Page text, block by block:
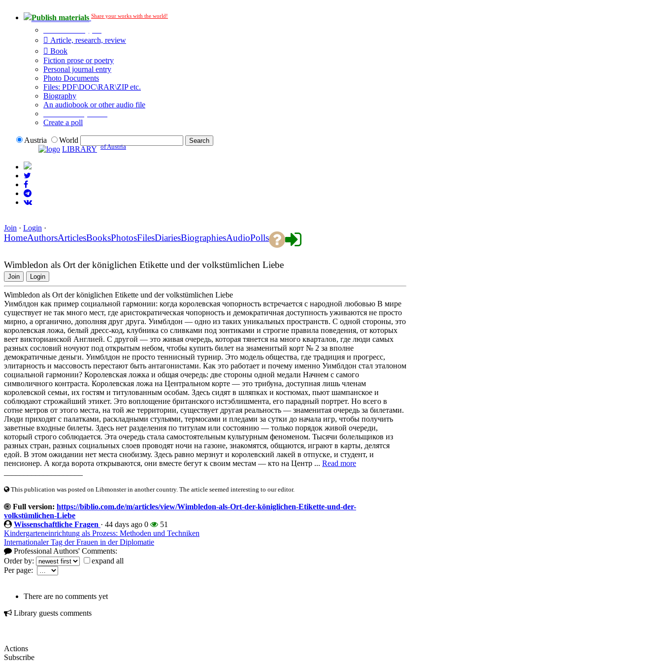
Publish materials Share your works with the world!
Article, research, review
Book
Fiction prose or poetry
Personal journal entry
Photo Documents
Files: PDF\DOC\RAR\ZIP etc.
Biography
An audiobook or other audio file
Create a poll
Austria
World
LIBRARY of Austria
Join · Login ·
HomeAuthorsArticlesBooksPhotosFilesDiariesBiographiesAudioPolls
Wimbledon als Ort der königlichen Etikette und der volkstümlichen Liebe
Join Login
Wimbledon als Ort der königlichen Etikette und der volkstümlichen Liebe
Уимблдон как пример социальной гармонии: когда королевская чопорность встречается с народной любовью В мире
существует не так много мест, где аристократическая чопорность и демократичная доступность уживаются не просто
мирно, а органично, дополняя друг друга. Уимблдон — одно из таких уникальных пространств. С одной стороны, это
королевская ложа, белый дресс-код, клубника со сливками под зонтиками и строгие правила поведения, от которых
веет викторианской Англией. С другой — это живая очередь, которая тянется на много кварталов, где люди самых
разных сословий ночуют под открытым небом, чтобы купить билет на знаменитый корт № 2 за вполне
демократичные деньги. Уимблдон не просто теннисный турнир. Это модель общества, где традиция и прогресс,
элитарность и массовость перестают быть антагонистами. Как это работает и почему именно Уимблдон стал эталоном
социальной гармонии? Королевская ложка и общая очередь: две стороны одной медали Начнем с самого
символичного контраста. Королевская ложа на Центральном корте — это трибуна, доступная лишь членам
королевской семьи, их гостям и титулованным особам. Здесь сидят в шляпках и костюмах, пьют шампанское и
соблюдают строжайший этикет. Это воплощение британского истэблишмента, его парадный портрет. Но всего в
сотне метров от этого места, на той же территории, существует другая реальность — знаменитая очередь за билетами.
Люди приходят с палатками, раскладными стульями, термосами и пледами за сутки до начала игр, чтобы получить
заветные входные билеты. Здесь нет разделения по титулам или состоянию — только порядок живой очереди,
который строго соблюдается. Эта очередь стала самостоятельным культурным феноменом. Тысячи болельщиков из
разных стран, разных социальных слоев проводят ночи на газоне, знакомятся, общаются, играют в карты, делятся
едой. В этом ожидании нет места снобизму. Здесь равно мерзнут и королевский лакей в отпуске, и студент, и
пенсионер. А когда ворота открываются, они вместе бегут к своим местам — кто на Центр ... Read more
This publication was posted on Libmonster in another country. The article seemed interesting to our editor.
Full version: https://biblio.com.de/m/articles/view/Wimbledon-als-Ort-der-königlichen-Etikette-und-der-
volkstümlichen-Liebe
Wissenschaftliche Fragen · 44 days ago 0
51
Kindergarteneinrichtung als Prozess: Methoden und Techniken
Internationaler Tag der Frauen in der Diplomatie
Professional Authors' Comments:
Order by:
expand all
Per page:
There are no comments yet
Library guests comments
Actions
Subscribe